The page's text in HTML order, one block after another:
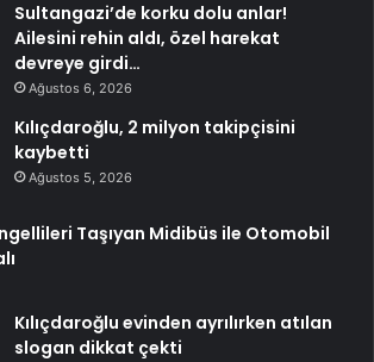
Sultangazi’de korku dolu anlar!
Ailesini rehin aldı, özel harekat
devreye girdi…
Ağustos 6, 2026
Kılıçdaroğlu, 2 milyon takipçisini
kaybetti
Ağustos 5, 2026
Taşıyan Midibüs ile Otomobil
Kılıçdaroğlu evinden ayrılırken atılan
slogan dikkat çekti